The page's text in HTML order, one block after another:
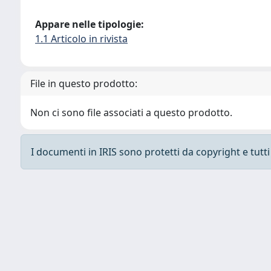
Appare nelle tipologie:
1.1 Articolo in rivista
File in questo prodotto:
Non ci sono file associati a questo prodotto.
I documenti in IRIS sono protetti da copyright e